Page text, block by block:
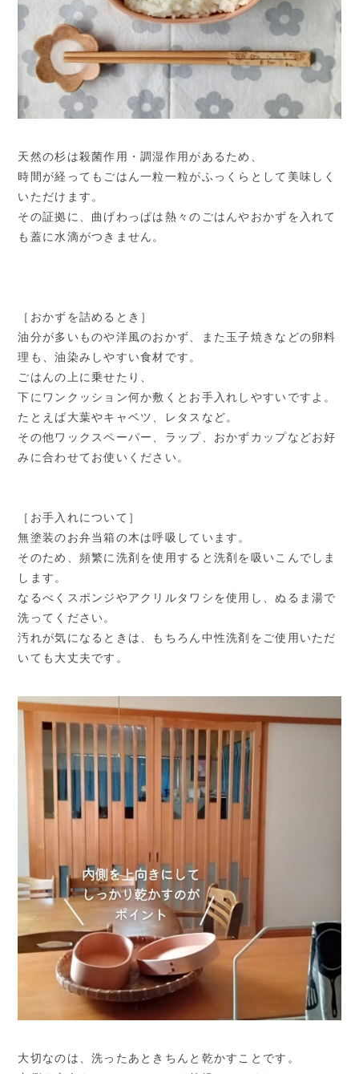
天然の杉は殺菌作用・調湿作用があるため、
時間が経ってもごはん一粒一粒がふっくらとして美味しく
いただけます。
その証拠に、曲げわっぱは熱々のごはんやおかずを入れて
も蓋に水滴がつきません。
［おかずを詰めるとき］
油分が多いものや洋風のおかず、また玉子焼きなどの卵料
理も、油染みしやすい食材です。
ごはんの上に乗せたり、
下にワンクッション何か敷くとお手入れしやすいですよ。
たとえば大葉やキャベツ、レタスなど。
その他ワックスペーパー、ラップ、おかずカップなどお好
みに合わせてお使いください。
［お手入れについて］
無塗装のお弁当箱の木は呼吸しています。
そのため、頻繁に洗剤を使用すると洗剤を吸いこんでしま
します。
なるべくスポンジやアクリルタワシを使用し、ぬるま湯で
洗ってください。
汚れが気になるときは、もちろん中性洗剤をご使用いただ
いても大丈夫です。
大切なのは、洗ったあときちんと乾かすことです。